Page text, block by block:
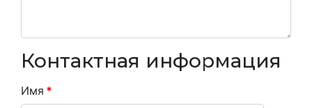
Контактная информация
Имя *